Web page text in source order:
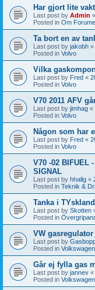
Har gjort lite
Last post by Admin «
Posted in Om
Ta bort en av
Last post by jakobh «
Posted in Volvo
Vilka
Last post by Fred «
Posted in Volvo
V70 2011 AFV
Last post by jimhag «
Posted in Volvo
Någon som har
Last post by Fred «
Posted in Volvo
V70 -02 BIFUEL
SIGNAL
Last post by hhallg «
Posted in Teknik &
Tanka i
Last post by Skotten
Posted in
VW gasregulator
Last post by
Posted in Volkswagen
Går ej fylla gas
Last post by jannev «
Posted in Volkswagen